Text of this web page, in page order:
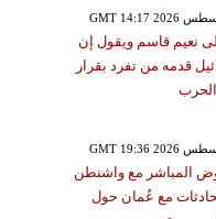
نعيم قاسم ويقول إن
قدمه من تفرد بقرار
الحرب
المباشر مع واشنطن
مع عُمان حول